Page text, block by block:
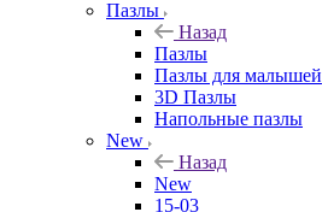
Пазлы
Назад
Пазлы
Пазлы для малышей
3D Пазлы
Напольные пазлы
New
Назад
New
15-03